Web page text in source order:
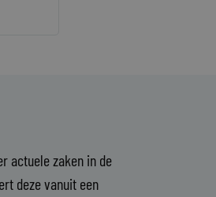
actuele zaken in de
deze vanuit een